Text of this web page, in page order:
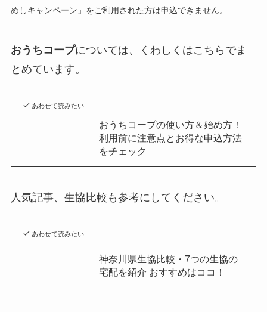
めしキャンペーン」をご利用された方は申込できません。
おうちコープについては、くわしくはこちらでま
とめています。
あわせて読みたい
おうちコープの使い方＆始め方！
利用前に注意点とお得な申込方法
をチェック
人気記事、生協比較も参考にしてください。
あわせて読みたい
神奈川県生協比較・7つの生協の
宅配を紹介 おすすめはココ！